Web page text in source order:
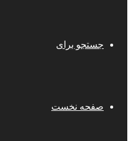
جستجو برای
صفحه نخست